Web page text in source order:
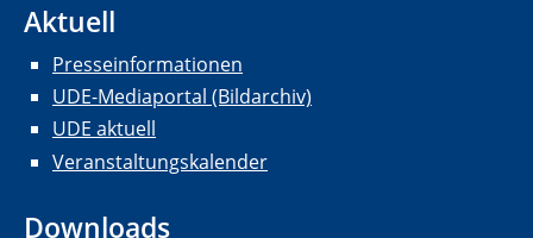
Aktuell
Presseinformationen
UDE-Mediaportal (Bildarchiv)
UDE aktuell
Veranstaltungskalender
Downloads